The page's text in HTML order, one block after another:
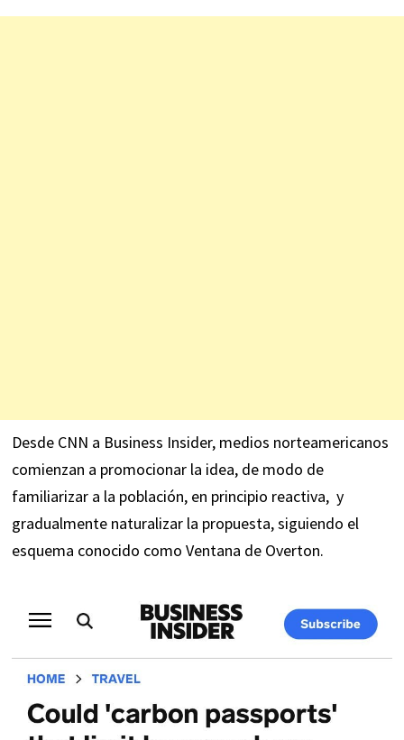
Desde CNN a Business Insider, medios norteamericanos
comienzan a promocionar la idea, de modo de
familiarizar a la población, en principio reactiva, y
gradualmente naturalizar la propuesta, siguiendo el
esquema conocido como Ventana de Overton.